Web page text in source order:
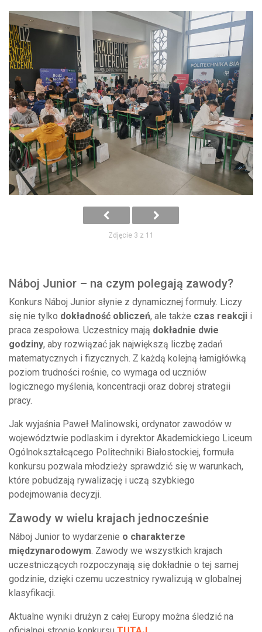
Zdjęcie 3 z 11
Náboj Junior – na czym polegają zawody?
Konkurs Náboj Junior słynie z dynamicznej formuły. Liczy
się nie tylko dokładność obliczeń, ale także czas reakcji i
praca zespołowa. Uczestnicy mają dokładnie dwie
godziny, aby rozwiązać jak największą liczbę zadań
matematycznych i fizycznych. Z każdą kolejną łamigłówką
poziom trudności rośnie, co wymaga od uczniów
logicznego myślenia, koncentracji oraz dobrej strategii
pracy.
Jak wyjaśnia Paweł Malinowski, ordynator zawodów w
województwie podlaskim i dyrektor Akademickiego Liceum
Ogólnokształcącego Politechniki Białostockiej, formuła
konkursu pozwala młodzieży sprawdzić się w warunkach,
które pobudzają rywalizację i uczą szybkiego
podejmowania decyzji.
Zawody w wielu krajach jednocześnie
Náboj Junior to wydarzenie o charakterze
międzynarodowym. Zawody we wszystkich krajach
uczestniczących rozpoczynają się dokładnie o tej samej
godzinie, dzięki czemu uczestnicy rywalizują w globalnej
klasyfikacji.
Aktualne wyniki drużyn z całej Europy można śledzić na